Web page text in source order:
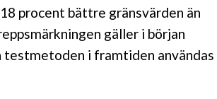
procent bättre gränsvärden än
gäller i början
testmetoden i framtiden användas